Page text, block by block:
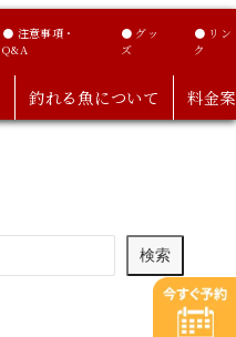
● 注意事項・
Q&A
● グッ
ズ
● リン
ク
釣れる魚について 料金
検索